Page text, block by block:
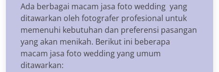
Ada berbagai macam jasa foto wedding yang
ditawarkan oleh fotografer profesional untuk
memenuhi kebutuhan dan preferensi pasangan
yang akan menikah. Berikut ini beberapa
macam jasa foto wedding yang umum
ditawarkan: